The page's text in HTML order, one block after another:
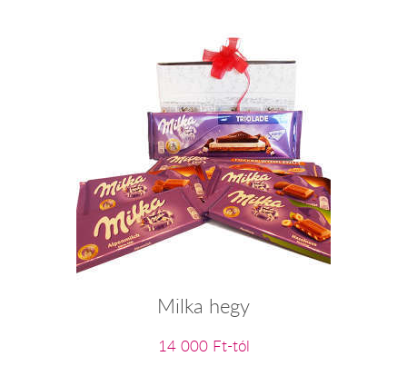
Milka hegy
14 000 Ft-tól